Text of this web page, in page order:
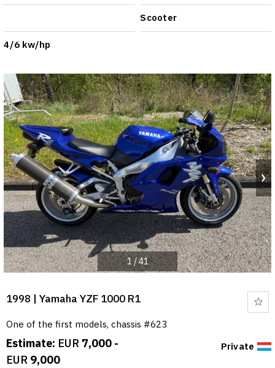
Scooter
4/6 kw/hp
1/41
1998 | Yamaha YZF 1000 R1
One of the first models, chassis #623
Estimate: EUR 7,000 -
EUR 9,000
Private